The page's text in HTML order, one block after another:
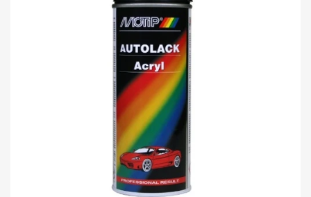
EV Udstyr
Maling
Bilstereo
Transport Udstyr